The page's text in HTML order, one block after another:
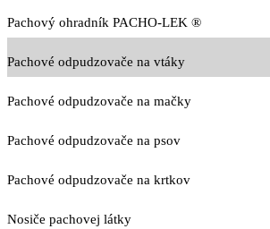
Pachový ohradník PACHO-LEK ®
Pachové odpudzovače na vtáky
Pachové odpudzovače na mačky
Pachové odpudzovače na psov
Pachové odpudzovače na krtkov
Nosiče pachovej látky